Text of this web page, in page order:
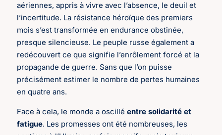
aériennes, appris à vivre avec l’absence, le deuil et
l’incertitude. La résistance héroïque des premiers
mois s’est transformée en endurance obstinée,
presque silencieuse. Le peuple russe également a
redécouvert ce que signifie l’enrôlement forcé et la
propagande de guerre. Sans que l’on puisse
précisément estimer le nombre de pertes humaines
en quatre ans.
Face à cela, le monde a oscilléentre solidarité et
fatigue. Les promesses ont été nombreuses, les